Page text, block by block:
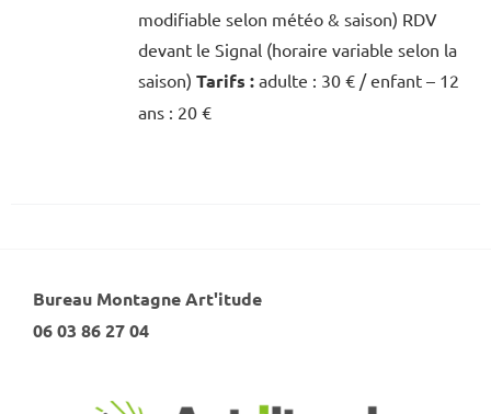
modifiable selon météo & saison) RDV
devant le Signal (horaire variable selon la
saison) Tarifs :adulte : 30 € / enfant – 12
ans : 20 €
Bureau Montagne Art'itude
06 03 86 27 04